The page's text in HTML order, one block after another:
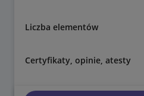
Liczba elementów
Certyfikaty, opinie, atesty